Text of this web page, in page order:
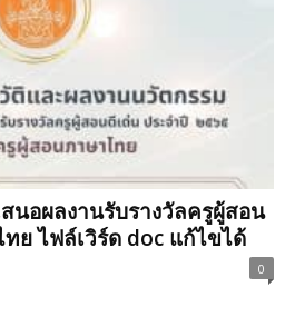
นอผลงานรับรางวัลครูผู้สอน
ย ไฟล์เวิร์ด doc แก้ไขได้
0